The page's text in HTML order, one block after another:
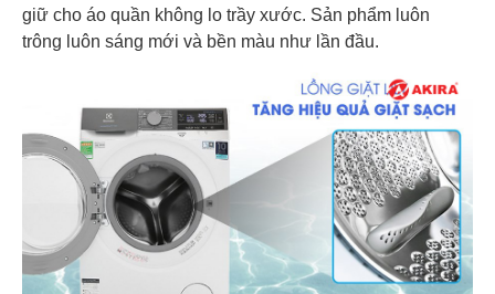
giữ cho áo quần không lo trầy xước. Sản phẩm luôn
trông luôn sáng mới và bền màu như lần đầu.